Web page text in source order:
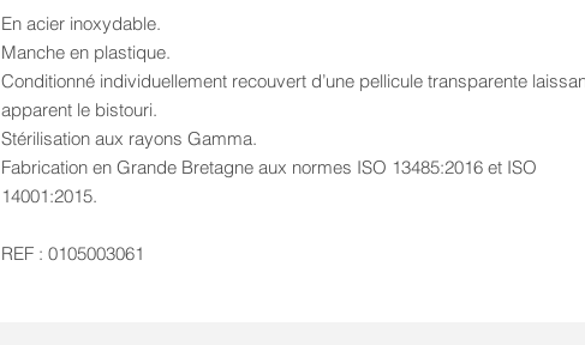
En acier inoxydable.
Manche en plastique.
Conditionné individuellement recouvert d’une pellicule transparente
apparent le bistouri.
Stérilisation aux rayons Gamma.
Fabrication en Grande Bretagne aux normes ISO 13485:2016 et ISO
14001:2015.
REF : 0105003061